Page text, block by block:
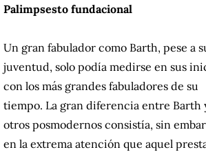
Palimpsesto fundacional
Un gran fabulador como Barth, pese a
juventud, solo podía medirse en sus
con los más grandes fabuladores de su
tiempo. La gran diferencia entre Barth
otros posmodernos consistía, sin
en la extrema atención que aquel